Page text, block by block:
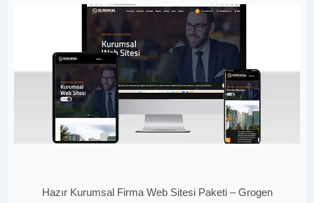
Hazır Kurumsal Firma Web Sitesi Paketi – Grogen